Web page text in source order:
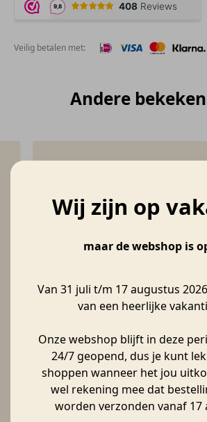
Wij zijn op
maar de webshop is
Van 31 juli t/m 17 augustus
van een heerlijke
Onze webshop blijft in deze
24/7 geopend, dus je kunt
shoppen wanneer het jou
wel rekening mee dat
worden verzonden vanaf 17
Veilig betalen met:
Andere